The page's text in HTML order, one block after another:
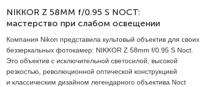
NIKKOR Z 58MM f/0.95 S NOCT:
мастерство при слабом освещении
Компания Nikon представила культовый объектив для своих
беззеркальных фотокамер: NIKKOR Z 58mm f/0.95 S Noct.
Это объектив с исключительной светосилой, высокой
резкостью, революционной оптической конструкцией
и классическим дизайном легендарного объектива Noct